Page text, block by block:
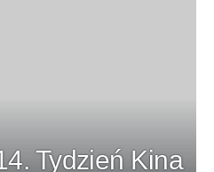
Tydzień Kina